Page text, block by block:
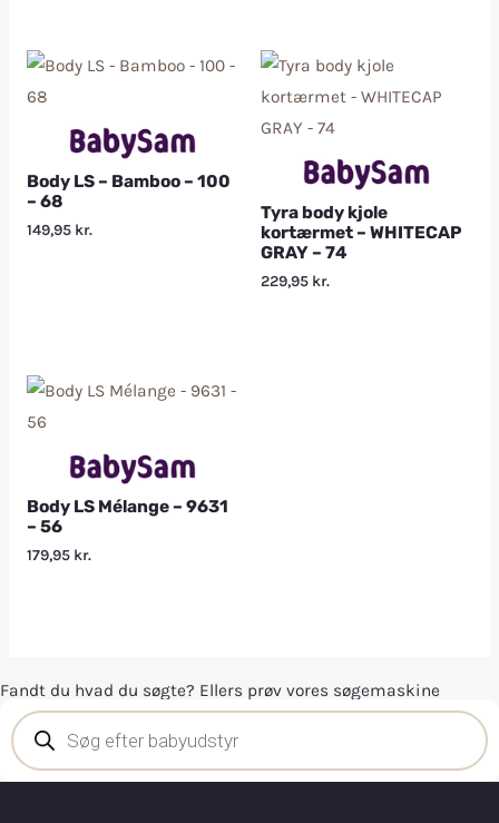
Body LS – Bamboo – 100
– 68
149,95 kr.
Tyra body kjole
kortærmet – WHITECAP
GRAY – 74
229,95 kr.
Body LS Mélange – 9631
– 56
179,95 kr.
Fandt du hvad du søgte? Ellers prøv vores søgemaskine